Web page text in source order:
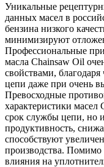
Уникальные
данных масел в
бензина низкого
минимизируют
Профессиональные
масла Chainsaw Oil
свойствами,
цепи даже при очень
Превосходные
характеристики масел
срок службы цепи, но
продуктивность,
способствуют
производства. Помимо
влияния на